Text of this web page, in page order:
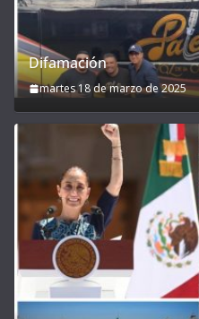
Difamación
martes 18 de marzo de 2025